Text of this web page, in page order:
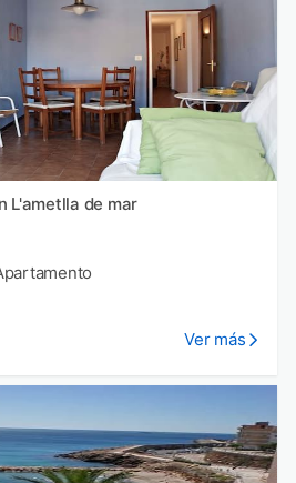
L'ametlla de mar
Ver más